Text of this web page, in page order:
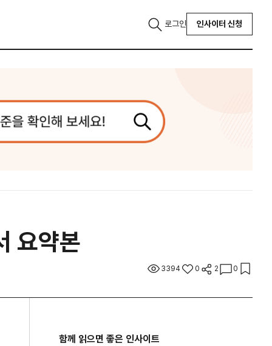
로그인 인사이터 신청
요약본
3394 0 2 0
함께 읽으면 좋은 인사이트